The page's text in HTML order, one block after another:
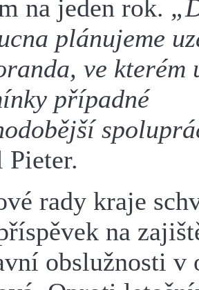
na jeden rok.
plánujeme
ve kterém
případné
Pieter.
rady kraje
na
obslužnosti v